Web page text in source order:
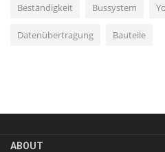
Beständigkeit Bussystem
Datenübertragung Bauteile
ABOUT